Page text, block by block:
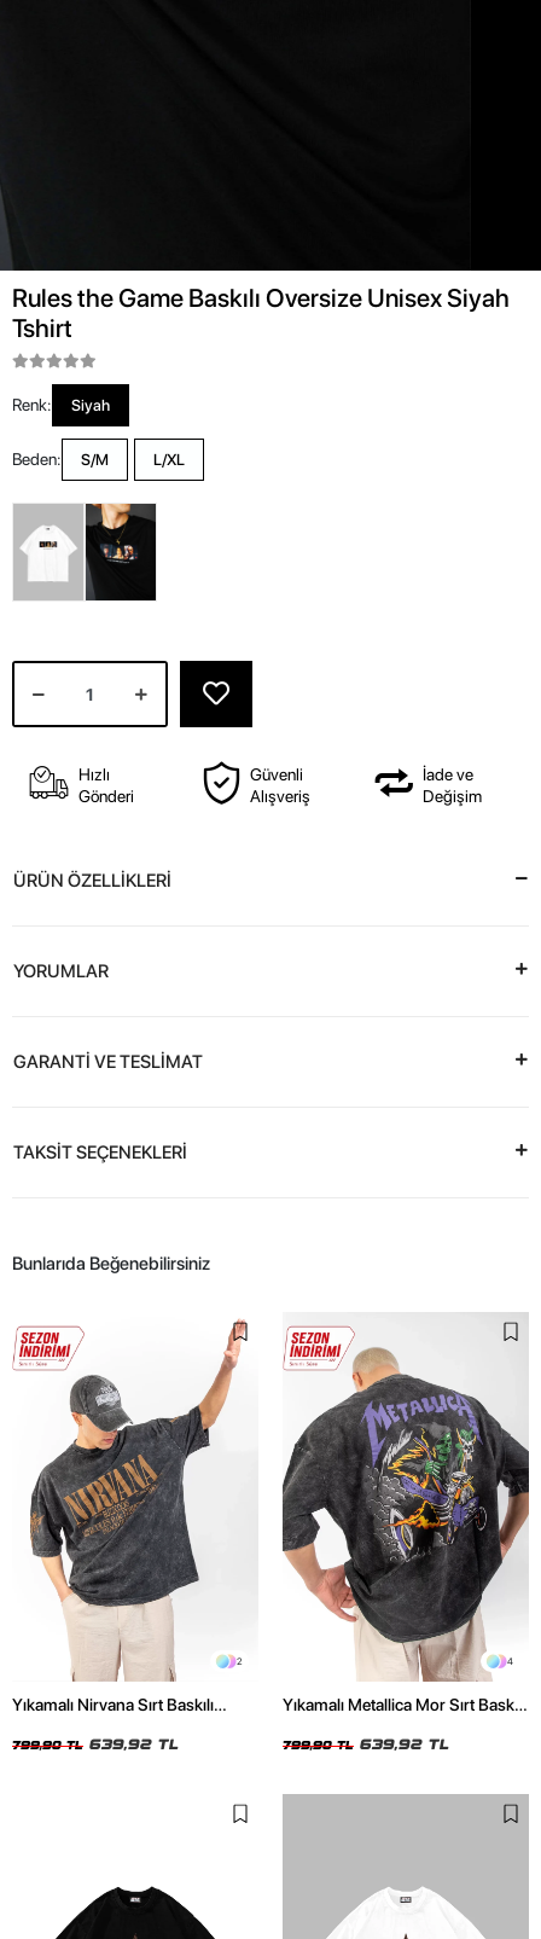
Rules the Game Baskılı Oversize Unisex Siyah
Tshirt
Renk: Siyah
Beden: S/M L/XL
Hızlı
Gönderi
Güvenli
Alışveriş
İade ve
Değişim
ÜRÜN ÖZELLİKLERİ
YORUMLAR
GARANTİ VE TESLİMAT
TAKSİT SEÇENEKLERİ
Bunlarıda Beğenebilirsiniz
2
Yıkamalı Nirvana Sırt Baskılı
799,90 TL 639,92 TL
4
Yıkamalı Metallica Mor Sırt Baskılı
799,90 TL 639,92 TL